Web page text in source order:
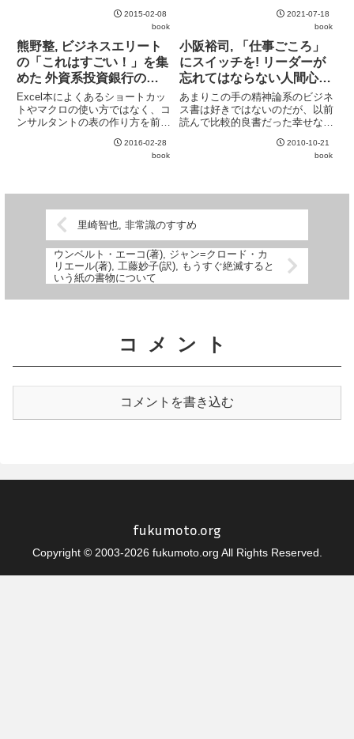
く姿勢には疑問を感じる。マネー
本として見るとあまり新しい発見
はなく精神論寄りだが、自己啓発
本としては確かに人気が出そう
な...
2015-02-08
book
盤、土地高低差、液状化の可能
性、建物の耐震性能など考慮する
べき項目は多々あるが、現在は十
分...
2021-07-18
book
熊野整, ビジネスエリート
の「これはすごい！」を集
めた 外資系投資銀行のエ
クセル仕事術 数字力が一
気に高まる基本スキル
Excel本によくあるショートカッ
トやマクロの使い方ではなく、コ
ンサルタントの表の作り方を前面
として活用するのではなく、案件
ごとに表を起こす種類の仕事には
2016-02-28
book
小阪裕司, 「仕事ごころ」
にスイッチを! リーダーが
忘れてはならない人間心理
の3大原則&実践術
あまりこの手の精神論系のビジネ
ス書は好きではないのだが、以前
読んで比較的良書だった幸せな売
というので読んでみた。それなり
に理解・共感できる部分はあり、
2010-10-21
book
里崎智也, 非常識のすすめ
ウンベルト・エーコ(著), ジャン=クロード・カ
リエール(著), 工藤妙子(訳), もうすぐ絶滅すると
いう紙の書物について
コメント
コメントを書き込む
fukumoto.org
Copyright © 2003-2026 fukumoto.org All Rights Reserved.